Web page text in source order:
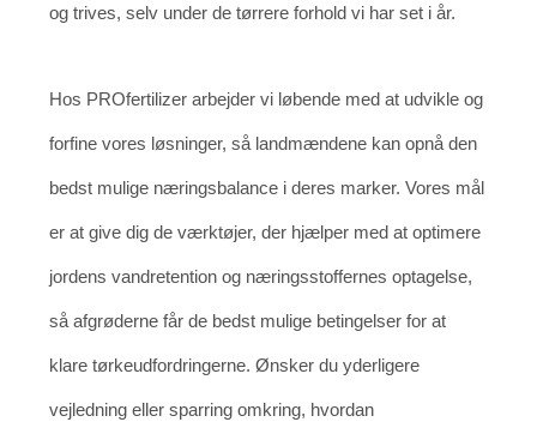
og trives, selv under de tørrere forhold vi har set i år.
Hos PROfertilizer arbejder vi løbende med at udvikle og
forfine vores løsninger, så landmændene kan opnå den
bedst mulige næringsbalance i deres marker. Vores mål
er at give dig de værktøjer, der hjælper med at optimere
jordens vandretention og næringsstoffernes optagelse,
så afgrøderne får de bedst mulige betingelser for at
klare tørkeudfordringerne. Ønsker du yderligere
vejledning eller sparring omkring, hvordan